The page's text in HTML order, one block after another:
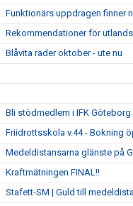
Funktionärs uppdragen finner
Rekommendationer för
Blåvita rader oktober - ute nu
Bli stödmedlem i IFK
Friidrottsskola v.44 - Bokning
Medeldistansarna glänste på
Kraftmätningen FINAL!!
Stafett-SM | Guld till